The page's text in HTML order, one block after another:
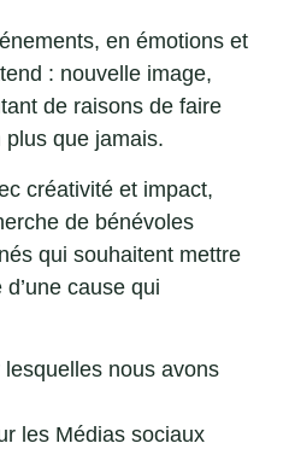
en émotions et
: nouvelle image,
de raisons de faire
que jamais.
créativité et impact,
de bénévoles
qui souhaitent mettre
cause qui
nous avons
les Médias sociaux